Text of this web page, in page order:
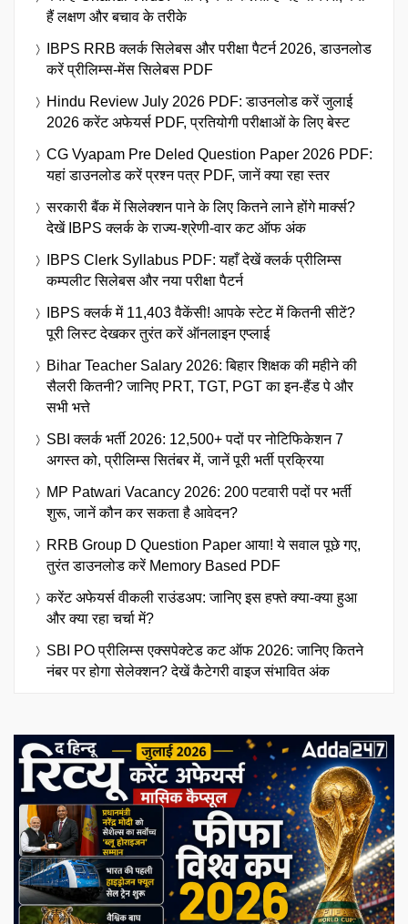
हैं लक्षण और बचाव के तरीके
IBPS RRB क्लर्क सिलेबस और परीक्षा पैटर्न 2026, डाउनलोड
करें प्रीलिम्स-मेंस सिलेबस PDF
Hindu Review July 2026 PDF: डाउनलोड करें जुलाई
2026 करेंट अफेयर्स PDF, प्रतियोगी परीक्षाओं के लिए बेस्ट
CG Vyapam Pre Deled Question Paper 2026 PDF:
यहां डाउनलोड करें प्रश्न पत्र PDF, जानें क्या रहा स्तर
सरकारी बैंक में सिलेक्शन पाने के लिए कितने लाने होंगे मार्क्स?
देखें IBPS क्लर्क के राज्य-श्रेणी-वार कट ऑफ अंक
IBPS Clerk Syllabus PDF: यहाँ देखें क्लर्क प्रीलिम्स
कम्पलीट सिलेबस और नया परीक्षा पैटर्न
IBPS क्लर्क में 11,403 वैकेंसी! आपके स्टेट में कितनी सीटें?
पूरी लिस्ट देखकर तुरंत करें ऑनलाइन एप्लाई
Bihar Teacher Salary 2026: बिहार शिक्षक की महीने की
सैलरी कितनी? जानिए PRT, TGT, PGT का इन-हैंड पे और
सभी भत्ते
SBI क्लर्क भर्ती 2026: 12,500+ पदों पर नोटिफिकेशन 7
अगस्त को, प्रीलिम्स सितंबर में, जानें पूरी भर्ती प्रक्रिया
MP Patwari Vacancy 2026: 200 पटवारी पदों पर भर्ती
शुरू, जानें कौन कर सकता है आवेदन?
RRB Group D Question Paper आया! ये सवाल पूछे गए,
तुरंत डाउनलोड करें Memory Based PDF
करेंट अफेयर्स वीकली राउंडअप: जानिए इस हफ्ते क्या-क्या हुआ
और क्या रहा चर्चा में?
SBI PO प्रीलिम्स एक्सपेक्टेड कट ऑफ 2026: जानिए कितने
नंबर पर होगा सेलेक्शन? देखें कैटेगरी वाइज संभावित अंक